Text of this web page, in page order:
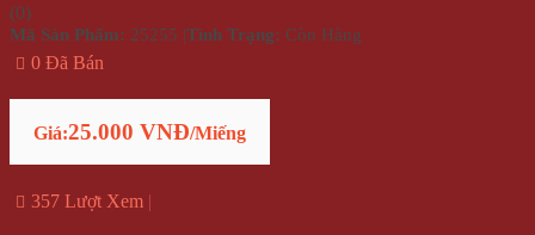
(0)
Mã Sản Phẩm: 25255 |Tình Trạng: Còn Hàng
0 Đã Bán
Giá:25.000 VNĐ/Miếng
357 Lượt Xem